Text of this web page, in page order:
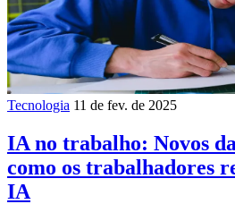
Tecnologia 11 de fev. de 2025
IA no trabalho: Novos
como os trabalhadores
IA